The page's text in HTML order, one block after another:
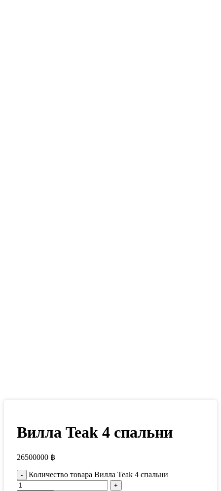
Вилла Teak 4 спальни
26500000 ฿
Количество товара Вилла Teak 4 спальни